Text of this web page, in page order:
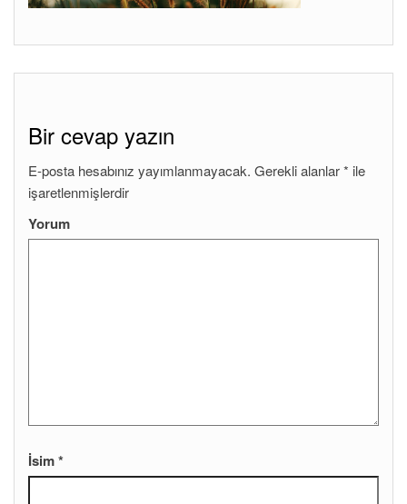
Bir cevap yazın
E-posta hesabınız yayımlanmayacak. Gerekli alanlar* ile
işaretlenmişlerdir
Yorum
İsim*